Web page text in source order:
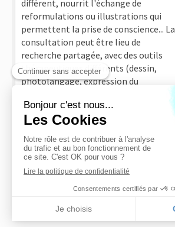
différent, nourrit l'échange de
reformulations ou illustrations qui
permettent la prise de conscience... La
consultation peut être lieu de
recherche partagée, avec des outils
thérapeutiques différents (dessin,
photolangage, expression du
et une patience pour suivre le rythme
de réflexion et d'action possible. Je
vrais moments de soutien.